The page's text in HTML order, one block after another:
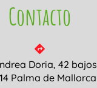
Contacto
Doria, 42 bajos
Palma de Mallorca